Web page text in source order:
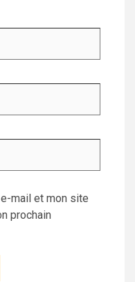
mail et mon site
prochain